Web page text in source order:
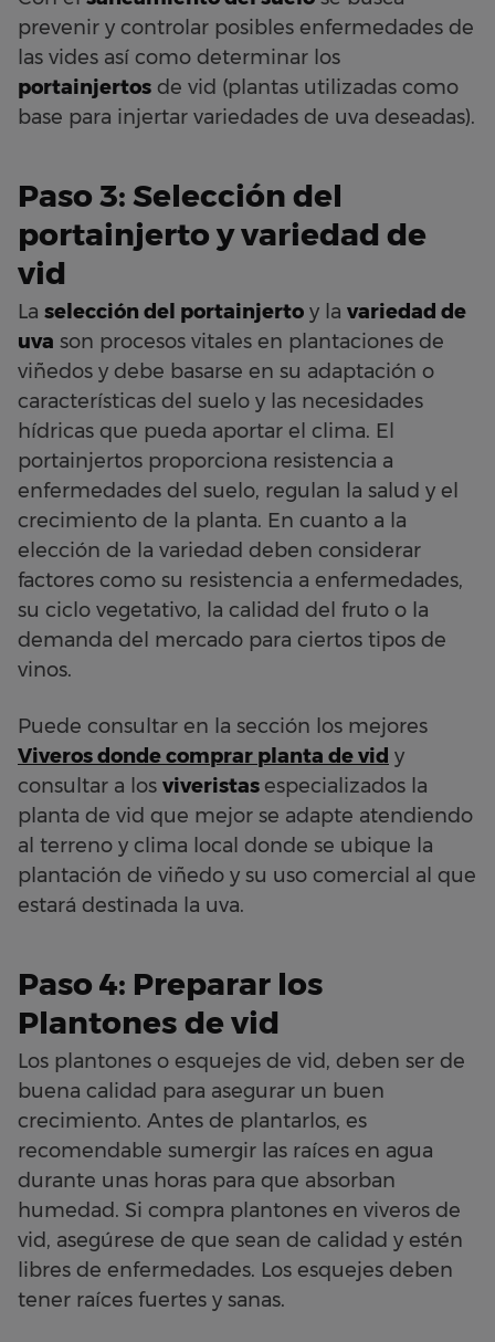
prevenir y controlar posibles enfermedades de
las vides así como determinar los
portainjertos de vid (plantas utilizadas como
base para injertar variedades de uva deseadas).
Paso 3: Selección del
portainjerto y variedad de
vid
La selección del portainjerto y la variedad de
uva son procesos vitales en plantaciones de
viñedos y debe basarse en su adaptación o
características del suelo y las necesidades
hídricas que pueda aportar el clima. El
portainjertos proporciona resistencia a
enfermedades del suelo, regulan la salud y el
crecimiento de la planta. En cuanto a la
elección de la variedad deben considerar
factores como su resistencia a enfermedades,
su ciclo vegetativo, la calidad del fruto o la
demanda del mercado para ciertos tipos de
vinos.
Puede consultar en la sección los mejores
Viveros donde comprar planta de vid y
consultar a los viveristas especializados la
planta de vid que mejor se adapte atendiendo
al terreno y clima local donde se ubique la
plantación de viñedo y su uso comercial al que
estará destinada la uva.
Paso 4: Preparar los
Plantones de vid
Los plantones o esquejes de vid, deben ser de
buena calidad para asegurar un buen
crecimiento. Antes de plantarlos, es
recomendable sumergir las raíces en agua
durante unas horas para que absorban
humedad. Si compra plantones en viveros de
vid, asegúrese de que sean de calidad y estén
libres de enfermedades. Los esquejes deben
tener raíces fuertes y sanas.